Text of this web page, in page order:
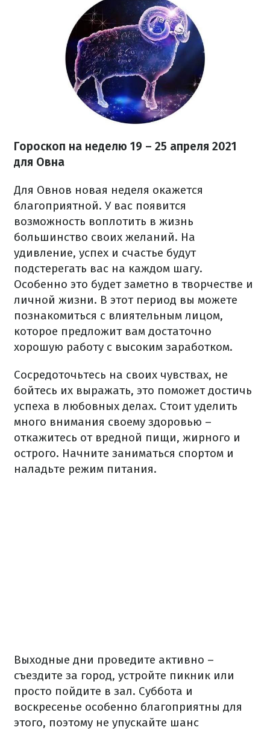
Гороскоп на неделю 19 – 25 апреля 2021
для Овна
Для Овнов новая неделя окажется
благоприятной. У вас появится
возможность воплотить в жизнь
большинство своих желаний. На
удивление, успех и счастье будут
подстерегать вас на каждом шагу.
Особенно это будет заметно в творчестве и
личной жизни. В этот период вы можете
познакомиться с влиятельным лицом,
которое предложит вам достаточно
хорошую работу с высоким заработком.
Сосредоточьтесь на своих чувствах, не
бойтесь их выражать, это поможет достичь
успеха в любовных делах. Стоит уделить
много внимания своему здоровью –
откажитесь от вредной пищи, жирного и
острого. Начните заниматься спортом и
наладьте режим питания.
Выходные дни проведите активно –
съездите за город, устройте пикник или
просто пойдите в зал. Суббота и
воскресенье особенно благоприятны для
этого, поэтому не упускайте шанс